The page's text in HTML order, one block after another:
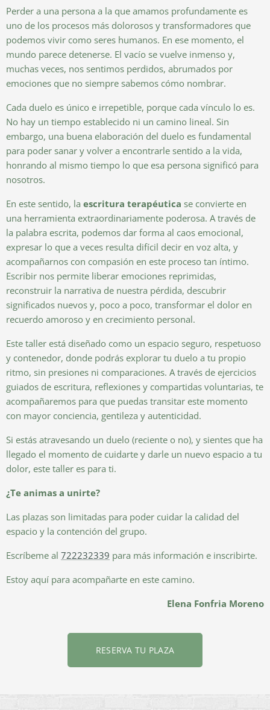
Perder a una persona a la que amamos profundamente es
uno de los procesos más dolorosos y transformadores que
podemos vivir como seres humanos. En ese momento, el
mundo parece detenerse. El vacío se vuelve inmenso y,
muchas veces, nos sentimos perdidos, abrumados por
emociones que no siempre sabemos cómo nombrar.
Cada duelo es único e irrepetible, porque cada vínculo lo es.
No hay un tiempo establecido ni un camino lineal. Sin
embargo, una buena elaboración del duelo es fundamental
para poder sanar y volver a encontrarle sentido a la vida,
honrando al mismo tiempo lo que esa persona significó para
nosotros.
En este sentido, la escritura terapéutica se convierte en
una herramienta extraordinariamente poderosa. A través de
la palabra escrita, podemos dar forma al caos emocional,
expresar lo que a veces resulta difícil decir en voz alta, y
acompañarnos con compasión en este proceso tan íntimo.
Escribir nos permite liberar emociones reprimidas,
reconstruir la narrativa de nuestra pérdida, descubrir
significados nuevos y, poco a poco, transformar el dolor en
recuerdo amoroso y en crecimiento personal.
Este taller está diseñado como un espacio seguro, respetuoso
y contenedor, donde podrás explorar tu duelo a tu propio
ritmo, sin presiones ni comparaciones. A través de ejercicios
guiados de escritura, reflexiones y compartidas voluntarias, te
acompañaremos para que puedas transitar este momento
con mayor conciencia, gentileza y autenticidad.
Si estás atravesando un duelo (reciente o no), y sientes que ha
llegado el momento de cuidarte y darle un nuevo espacio a tu
dolor, este taller es para ti.
¿Te animas a unirte?
Las plazas son limitadas para poder cuidar la calidad del
espacio y la contención del grupo.
Escríbeme al 722232339 para más información e inscribirte.
Estoy aquí para acompañarte en este camino.
Elena Fonfria Moreno
RESERVA TU PLAZA